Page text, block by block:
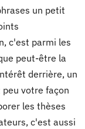
un petit
c'est parmi les
peut-être la
derrière, un
votre façon
les thèses
c'est aussi